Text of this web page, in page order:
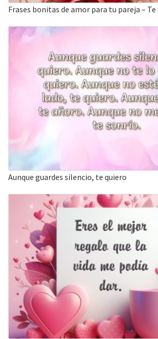
Aunque guardes silencio, te quiero